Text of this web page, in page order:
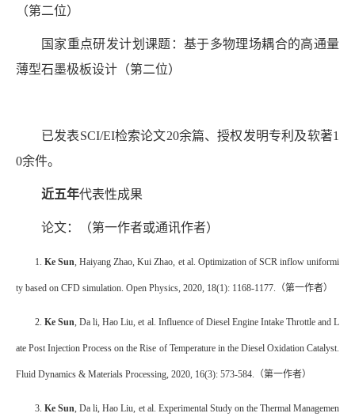
（第二位）
国家重点研发计划课题：基于多物理场耦合的高通量
薄型石墨极板设计（第二位）
已发表SCI/EI检索论文20余篇、授权发明专利及软著1
0余件。
近五年代表性成果
论文：（第一作者或通讯作者）
1. Ke Sun, Haiyang Zhao, Kui Zhao, et al. Optimization of SCR inflow uniformi
ty based on CFD simulation. Open Physics, 2020, 18(1): 1168-1177. （第一作者）
2. Ke Sun, Da li, Hao Liu, et al. Influence of Diesel Engine Intake Throttle and L
ate Post Injection Process on the Rise of Temperature in the Diesel Oxidation Catalyst.
Fluid Dynamics & Materials Processing, 2020, 16(3): 573-584. （第一作者）
3. Ke Sun, Da li, Hao Liu, et al. Experimental Study on the Thermal Managemen